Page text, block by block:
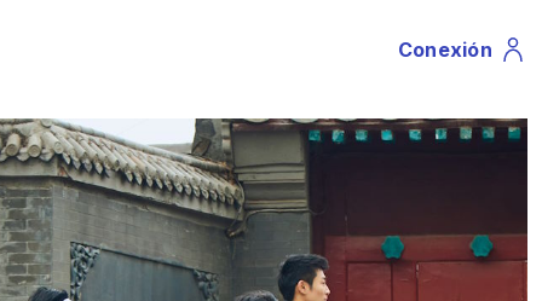
Profile
Conexión